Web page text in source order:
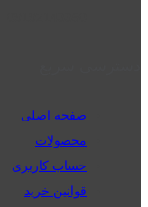
صفحه اصلی
محصولات
حساب کاربری
قوانین خرید